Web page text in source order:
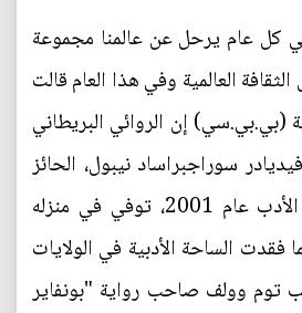
كل عام يرحل عن عالمنا مجموعة
العالمية وفي هذا العام قالت
(بي.بي.سي) إن الروائي البريطاني
سوراجبراساد نيبول، الحائز
على جائزة نوبل في الأدب عام 2001، توفي في منزله
عاما، كما فقدت الساحة الأدبية في الولايات
توم وولف صاحب رواية "بونفاير